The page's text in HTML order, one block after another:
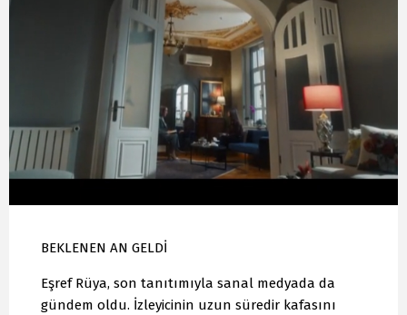
BEKLENEN AN GELDİ
Eşref Rüya, son tanıtımıyla sanal medyada da
gündem oldu. İzleyicinin uzun süredir kafasını